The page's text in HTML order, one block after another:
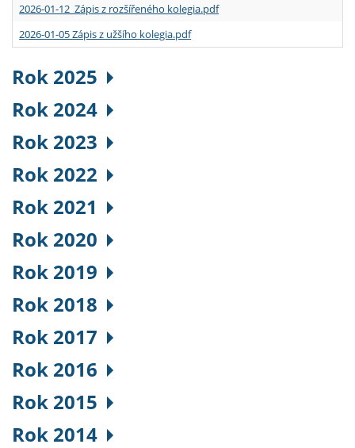
2026-01-12 Zápis z rozšířeného kolegia.pdf
2026-01-05 Zápis z užšího kolegia.pdf
Rok 2025
Rok 2024
Rok 2023
Rok 2022
Rok 2021
Rok 2020
Rok 2019
Rok 2018
Rok 2017
Rok 2016
Rok 2015
Rok 2014